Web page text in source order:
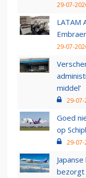
29-07-
LATAM
29-07-
middel’
29-
Goed
op
29-
bezorgt